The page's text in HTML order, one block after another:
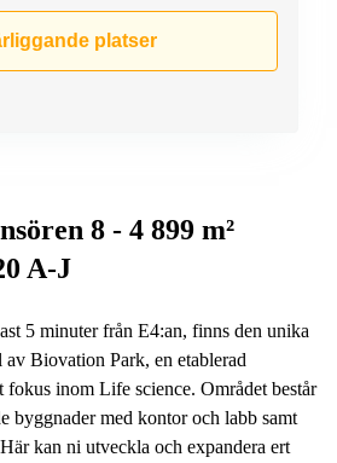
platser
8 - 4 899 m²
A-J
5 minuter från E4:an, finns den unika
Biovation Park, en etablerad
fokus inom Life science. Området består
byggnader med kontor och labb samt
kan ni utveckla och expandera ert